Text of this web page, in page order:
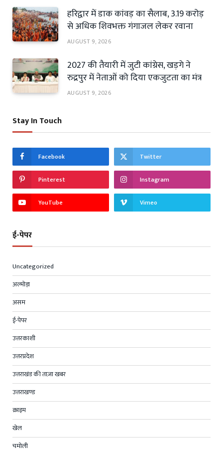
हरिद्वार में डाक कांवड़ का सैलाब, 3.19 करोड़
से अधिक शिवभक्त गंगाजल लेकर रवाना
AUGUST 9, 2026
2027 की तैयारी में जुटी कांग्रेस, खड़गे ने
रुद्रपुर में नेताओं को दिया एकजुटता का मंत्र
AUGUST 9, 2026
Stay In Touch
Facebook Twitter
Pinterest Instagram
YouTube Vimeo
ई-पेपर
Uncategorized
अल्मोड़ा
असम
ई-पेपर
उत्तरकाशी
उत्तरप्रदेश
उत्तराखंड की ताज़ा खबर
उत्तराखण्ड
क्राइम
खेल
चमोली